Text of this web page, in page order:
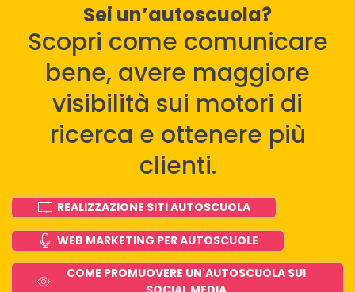
Sei un’autoscuola?
Scopri come comunicare
bene, avere maggiore
visibilità sui motori di
ricerca e ottenere più
clienti.
REALIZZAZIONE SITI AUTOSCUOLA
WEB MARKETING PER AUTOSCUOLE
COME PROMUOVERE UN'AUTOSCUOLA SUI